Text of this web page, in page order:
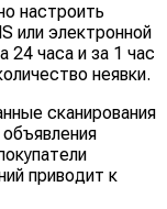
настроить
или электронной
24 часа и за 1 час
неявки.
сканирования
приводит к